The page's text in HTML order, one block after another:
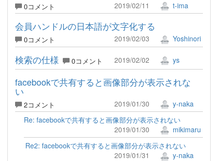
0コメント 2019/02/11 t-ima
会員ハンドルの日本語が文字化する
0コメント 2019/02/03 Yoshinori
検索の仕様 0コメント 2019/02/02 ys
facebookで共有すると画像部分が表示されな
い
2コメント 2019/01/30
y-naka
Re: facebookで共有すると画像部分が表示されない
2019/01/30
mikimaru
Re2: facebookで共有すると画像部分が表示されない
2019/01/31
y-naka